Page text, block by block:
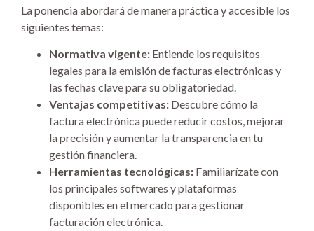
La ponencia abordará de manera práctica y accesible los
siguientes temas:
Normativa vigente: Entiende los requisitos
legales para la emisión de facturas electrónicas y
las fechas clave para su obligatoriedad.
Ventajas competitivas: Descubre cómo la
factura electrónica puede reducir costos, mejorar
la precisión y aumentar la transparencia en tu
gestión financiera.
Herramientas tecnológicas: Familiarízate con
los principales softwares y plataformas
disponibles en el mercado para gestionar
facturación electrónica.